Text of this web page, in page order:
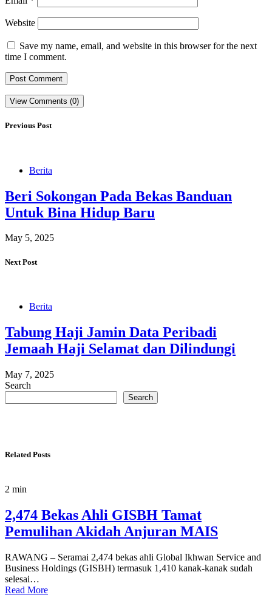
Website
Save my name, email, and website in this browser for the next
time I comment.
View Comments (0)
Previous Post
Berita
Beri Sokongan Pada Bekas Banduan
Untuk Bina Hidup Baru
May 5, 2025
Next Post
Berita
Tabung Haji Jamin Data Peribadi
Jemaah Haji Selamat dan Dilindungi
May 7, 2025
Search
Search
Related Posts
2 min
2,474 Bekas Ahli GISBH Tamat
Pemulihan Akidah Anjuran MAIS
RAWANG – Seramai 2,474 bekas ahli Global Ikhwan Service and
Business Holdings (GISBH) termasuk 1,410 kanak-kanak sudah
selesai…
Read More